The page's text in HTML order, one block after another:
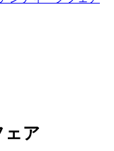
ェア